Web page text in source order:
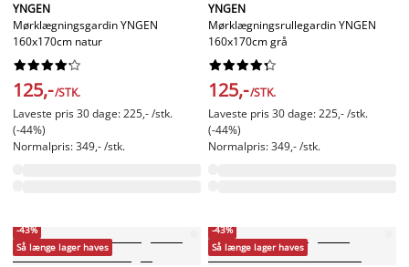
YNGEN
Mørklægningsgardin YNGEN
160x170cm natur






125,-/STK.
Laveste pris 30 dage: 225,- /stk.
(-44%)
Normalpris: 349,- /stk.
YNGEN
Mørklægningsrullegardin YNGEN
160x170cm grå






125,-/STK.
Laveste pris 30 dage: 225,- /stk.
(-44%)
Normalpris: 349,- /stk.
-43%
Så længe lager haves
-43%
Så længe lager haves